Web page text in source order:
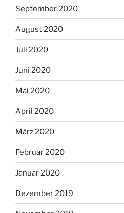
September 2020
August 2020
Juli 2020
Juni 2020
Mai 2020
April 2020
März 2020
Februar 2020
Januar 2020
Dezember 2019